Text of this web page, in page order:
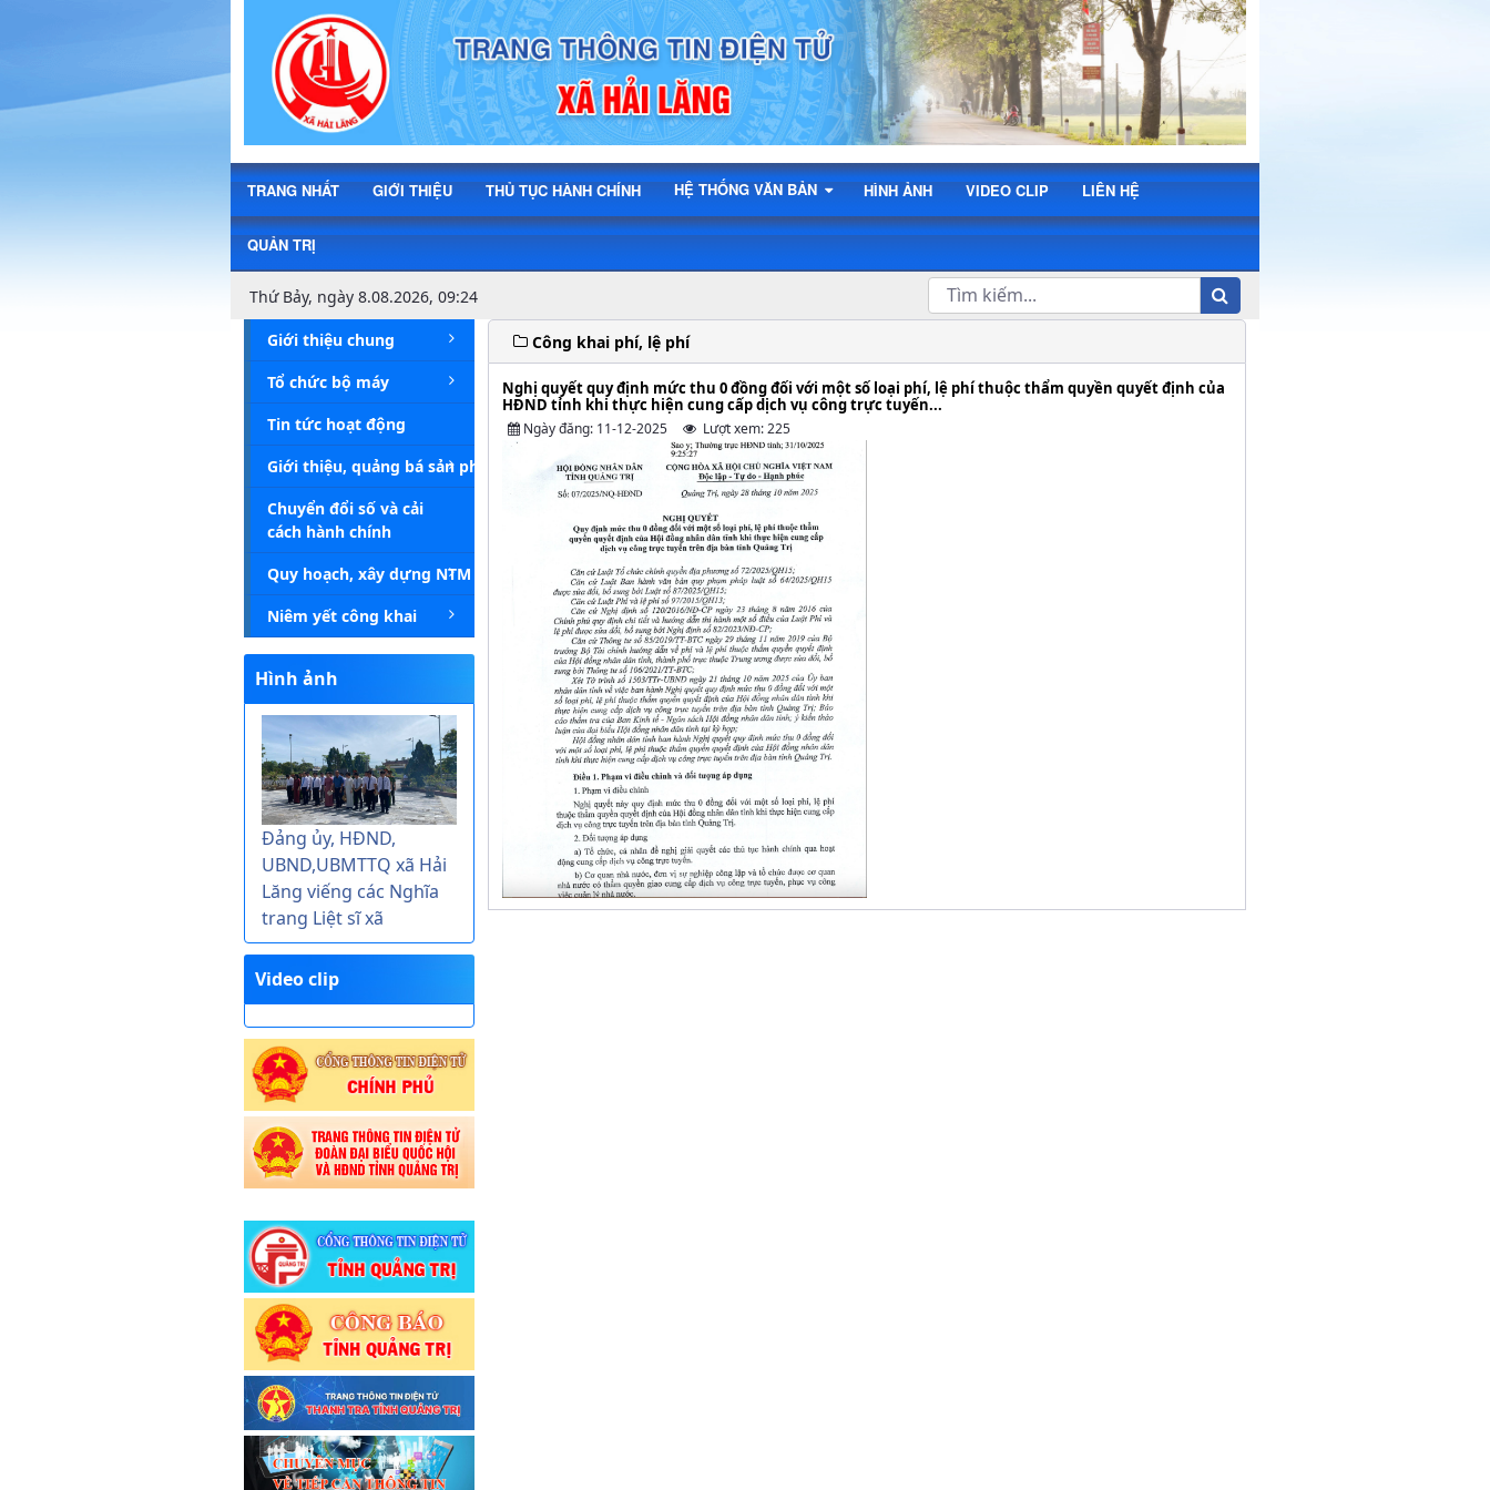
Công khai phí, lệ phí - Xã Hải Lăng
TRANG NHẤT GIỚI THIỆU THỦ TỤC HÀNH CHÍNH HỆ THỐNG VĂN BẢN HÌNH ẢNH VIDEO CLIP LIÊN HỆ
QUẢN TRỊ
Thứ Bảy, ngày 8.08.2026, 09:24
Giới thiệu chung
Tổ chức bộ máy
Tin tức hoạt động
Giới thiệu, quảng bá sản phẩm và dịch vụ du lịch
Chuyển đổi số và cải
cách hành chính
Quy hoạch, xây dựng NTM
Niêm yết công khai
Hình ảnh
Đảng ủy, HĐND,
UBND,UBMTTQ xã Hải
Lăng viếng các Nghĩa
trang Liệt sĩ xã
Video clip
Công khai phí, lệ phí
Nghị quyết quy định mức thu 0 đồng đối với một số loại phí, lệ phí thuộc thẩm quyền quyết định của
HĐND tỉnh khi thực hiện cung cấp dịch vụ công trực tuyến...
Ngày đăng: 11-12-2025 Lượt xem: 225